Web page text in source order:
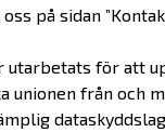
på sidan
för att
unionen från och